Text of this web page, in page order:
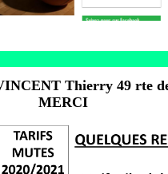
Thierry 49 rte
MERCI